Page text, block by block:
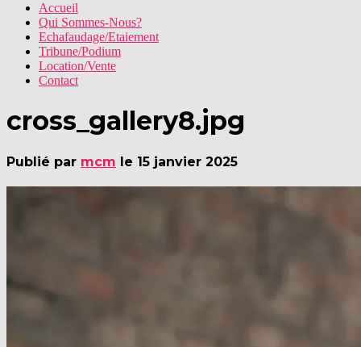
Accueil
Qui Sommes-Nous?
Echafaudage/Etaiement
Tribune/Podium
Location/Vente
Contact
cross_gallery8.jpg
Publié par mcm le 15 janvier 2025